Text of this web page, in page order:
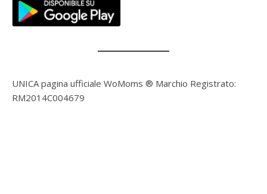
UNICA pagina ufficiale WoMoms ® Marchio Registrato:
RM2014C004679